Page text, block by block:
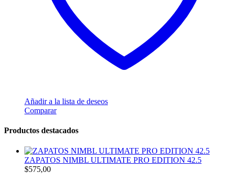
Añadir a la lista de deseos
Comparar
Productos destacados
ZAPATOS NIMBL ULTIMATE PRO EDITION 42.5
$575,00